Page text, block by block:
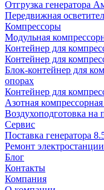
Отгрузка генератора
Передвижная
Компрессоры
Модульная
Контейнер для
Контейнер для
Блок-контейнер для
опорах
Контейнер для
Азотная
Воздухоподготовка
Сервис
Поставка генератора
Ремонт
Блог
Контакты
Компания